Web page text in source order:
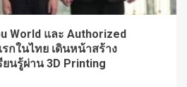
World และ Authorized
กในไทย เดินหน้าสร้าง
ยนรู้ผ่าน 3D Printing